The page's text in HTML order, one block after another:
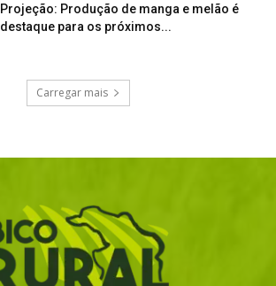
Projeção: Produção de manga e melão é
destaque para os próximos...
Carregar mais